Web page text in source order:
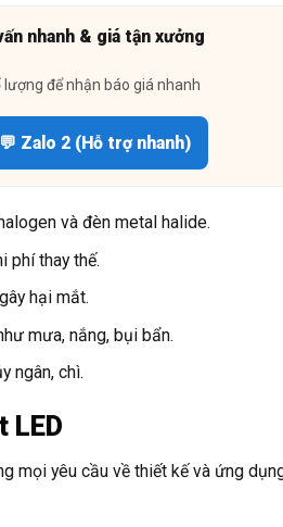
nhanh & giá tận xưởng
để nhận báo giá nhanh
💬 Zalo 2 (Hỗ trợ nhanh)
và đèn metal halide.
phí thay thế.
hại mắt.
mưa, nắng, bụi bẩn.
ngân, chì.
LED
mọi yêu cầu về thiết kế và ứng